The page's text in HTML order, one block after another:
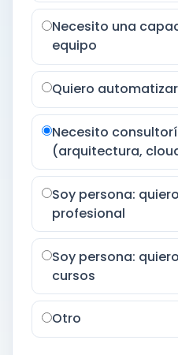
Necesito una
equipo
Quiero
Necesito
(arquitectura,
Soy persona:
profesional
Soy persona:
cursos
Otro